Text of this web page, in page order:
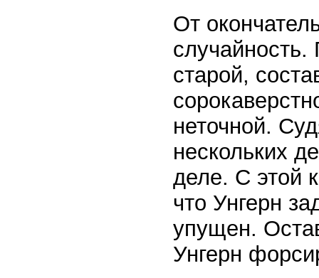
От
случайность.
старой,
неточной.
нескольких
деле. С этой
что Унгерн
упущен.
Унгерн